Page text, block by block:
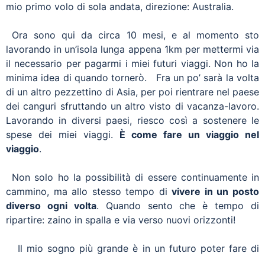
mio primo volo di sola andata, direzione: Australia.
Ora sono qui da circa 10 mesi, e al momento sto
lavorando in un’isola lunga appena 1km per mettermi via
il necessario per pagarmi i miei futuri viaggi. Non ho la
minima idea di quando tornerò. Fra un po’ sarà la volta
di un altro pezzettino di Asia, per poi rientrare nel paese
dei canguri sfruttando un altro visto di vacanza-lavoro.
Lavorando in diversi paesi, riesco così a sostenere le
spese dei miei viaggi. È come fare un viaggio nel
viaggio.
Non solo ho la possibilità di essere continuamente in
cammino, ma allo stesso tempo divivere in un posto
diverso ogni volta. Quando sento che è tempo di
ripartire: zaino in spalla e via verso nuovi orizzonti!
Il mio sogno più grande è in un futuro poter fare di